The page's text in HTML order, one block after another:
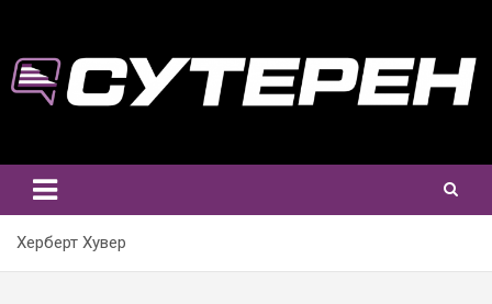
content
Херберт Хувер